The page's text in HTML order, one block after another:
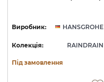
Виробник: HANSGROHE
Колекція: RAINDRAIN
Під замовлення